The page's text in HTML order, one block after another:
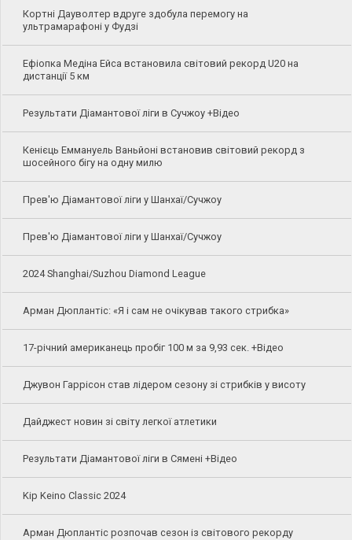
Кортні Дауволтер вдруге здобула перемогу на
ультрамарафоні у Фудзі
Ефіопка Медіна Ейса встановила світовий рекорд U20 на
дистанції 5 км
Результати Діамантової ліги в Сучжоу +Відео
Кенієць Еммануель Ваньйоні встановив світовий рекорд з
шосейного бігу на одну милю
Прев'ю Діамантової ліги у Шанхаї/Сучжоу
Прев'ю Діамантової ліги у Шанхаї/Сучжоу
2024 Shanghai/Suzhou Diamond League
Арман Дюплантіс: «Я і сам не очікував такого стрибка»
17-річний американець пробіг 100 м за 9,93 сек. +Відео
Джувон Гаррісон став лідером сезону зі стрибків у висоту
Дайджест новин зі світу легкої атлетики
Результати Діамантової ліги в Сямені +Відео
Kip Keino Classic 2024
Арман Дюплантіс розпочав сезон із світового рекорду